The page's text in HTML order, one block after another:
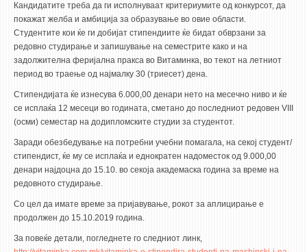
ENERGET
AIR QUALITY MODELLING
АКТИ
ИНФОРМАЦИИ ОД ЈАВЕН КАРАКТЕР
ЗАВРШНИ СМЕТКИ
ТЕЛЕФОНСКИ ИМЕНИК
ALUMNI MFS
ИЗВЕСТУВАЊА
Кандидатите треба да ги исполнуваат критериумите од конкурсот, да
покажат желба и амбиција за образување во овие области.
Студентите кои ќе ги добијат стипендиите ќе бидат обврзани за
редовно студирање и запишување на семестрите како и на
задолжителна феријална пракса во Витаминка, во текот на летниот
период во траење од најмалку 30 (триесет) дена.
Стипендијата ќе изнесува 6.000,00 денари нето на месечно ниво и ќе
се исплаќа 12 месеци во годината, сметано до последниот редовен VIII
(осми) семестар на додипломските студии за студентот.
Заради обезбедување на потребни учебни помагала, на секој студент/
стипендист, ќе му се исплаќа и еднократен надоместок од 9.000,00
денари најдоцна до 15.10. во секоја академаска година за време на
редовното студирање.
Со цел да имате време за пријавување, рокот за аплицирање е
продолжен до 15.10.2019 година.
За повеќе детали, погледнете го следниот линк,